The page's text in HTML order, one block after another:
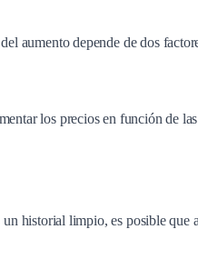
aumento depende de dos
los precios en función de
historial limpio, es posible